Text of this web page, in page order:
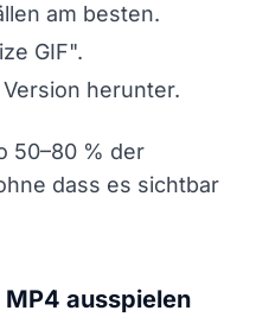
am besten.
GIF".
herunter.
50–80 % der
dass es sichtbar
MP4 ausspielen